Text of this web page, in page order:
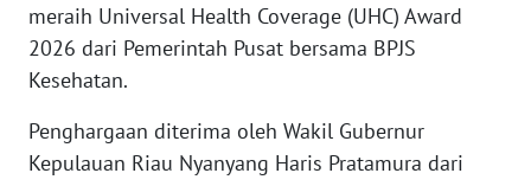
meraih Universal Health Coverage (UHC) Award
2026 dari Pemerintah Pusat bersama BPJS
Kesehatan.
Penghargaan diterima oleh Wakil Gubernur
Kepulauan Riau Nyanyang Haris Pratamura dari
KARIR
Wahana